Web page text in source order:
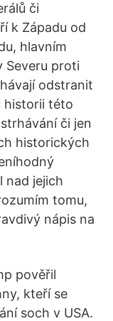
či
k Západu od
hlavním
Severu proti
odstranit
historii této
či jen
historických
nad jejich
tomu,
nápis na
pověřil
kteří se
soch v USA.